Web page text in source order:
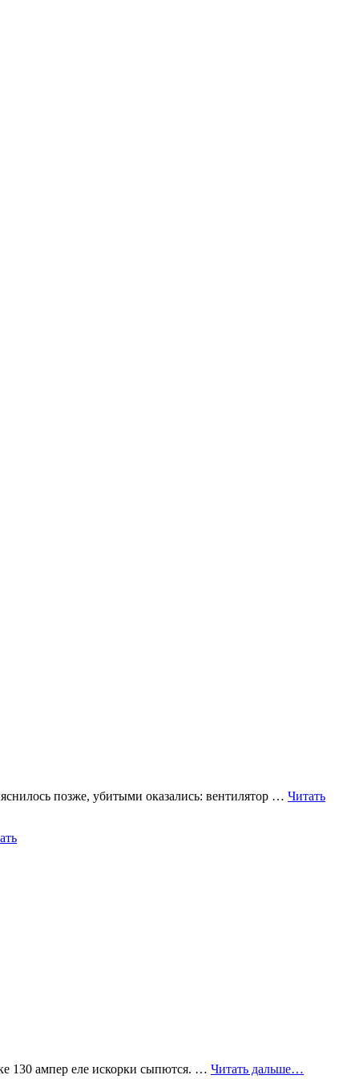
позже, убитыми оказались: вентилятор … Читать
130 ампер еле искорки сыпются. … Читать дальше…